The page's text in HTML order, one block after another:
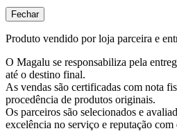
Fechar
Produto vendido por loja parceira e
O Magalu se responsabiliza pela
até o destino final.
As vendas são certificadas com nota
procedência de produtos originais.
Os parceiros são selecionados e
excelência no serviço e reputação com